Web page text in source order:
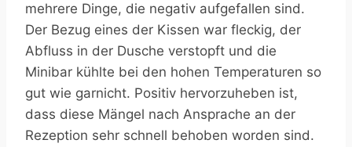
mehrere Dinge, die negativ aufgefallen sind.
Der Bezug eines der Kissen war fleckig, der
Abfluss in der Dusche verstopft und die
Minibar kühlte bei den hohen Temperaturen so
gut wie garnicht. Positiv hervorzuheben ist,
dass diese Mängel nach Ansprache an der
Rezeption sehr schnell behoben worden sind.